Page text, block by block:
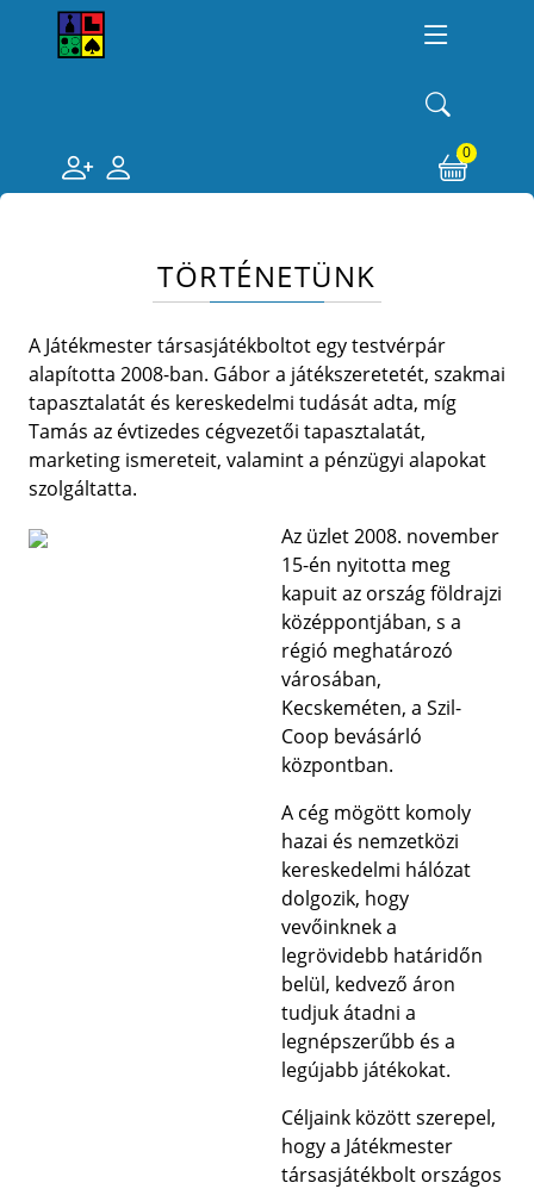
0
TÖRTÉNETÜNK
A Játékmester társasjátékboltot egy testvérpár
alapította 2008-ban. Gábor a játékszeretetét, szakmai
tapasztalatát és kereskedelmi tudását adta, míg
Tamás az évtizedes cégvezetői tapasztalatát,
marketing ismereteit, valamint a pénzügyi alapokat
szolgáltatta.
Az üzlet 2008. november
15-én nyitotta meg
kapuit az ország földrajzi
középpontjában, s a
régió meghatározó
városában,
Kecskeméten, a Szil-
Coop bevásárló
központban.
A cég mögött komoly
hazai és nemzetközi
kereskedelmi hálózat
dolgozik, hogy
vevőinknek a
legrövidebb határidőn
belül, kedvező áron
tudjuk átadni a
legnépszerűbb és a
legújabb játékokat.
Céljaink között szerepel,
hogy a Játékmester
társasjátékbolt országos